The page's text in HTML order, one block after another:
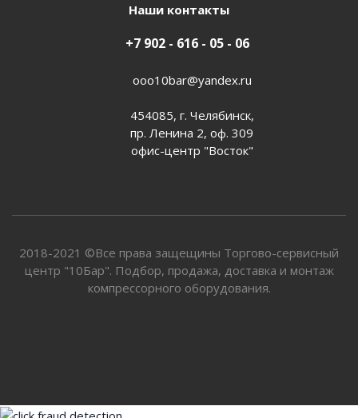
Наши контакты
+7 902 - 616 - 05 - 06
ooo10bar@yandex.ru
454085, г. Челябинск,
пр. Ленина 2, оф. 309
офис-центр "Восток"
2018-2021 ©Все права защещины Торгово-сервисный
центр "10Бар". Подбор, продажа, доставка и монтаж
компрессорного оборудования.